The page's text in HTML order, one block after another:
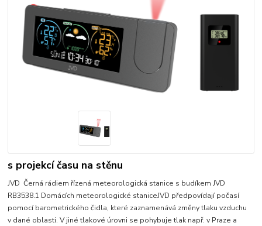
s projekcí času na stěnu
JVD Černá rádiem řízená meteorologická stanice s budíkem JVD
RB3538.1 Domácích meteorologické staniceJVD předpovídají počasí
pomocí barometrického čidla, které zaznamenává změny tlaku vzduchu
v dané oblasti. V jiné tlakové úrovni se pohybuje tlak např. v Praze a